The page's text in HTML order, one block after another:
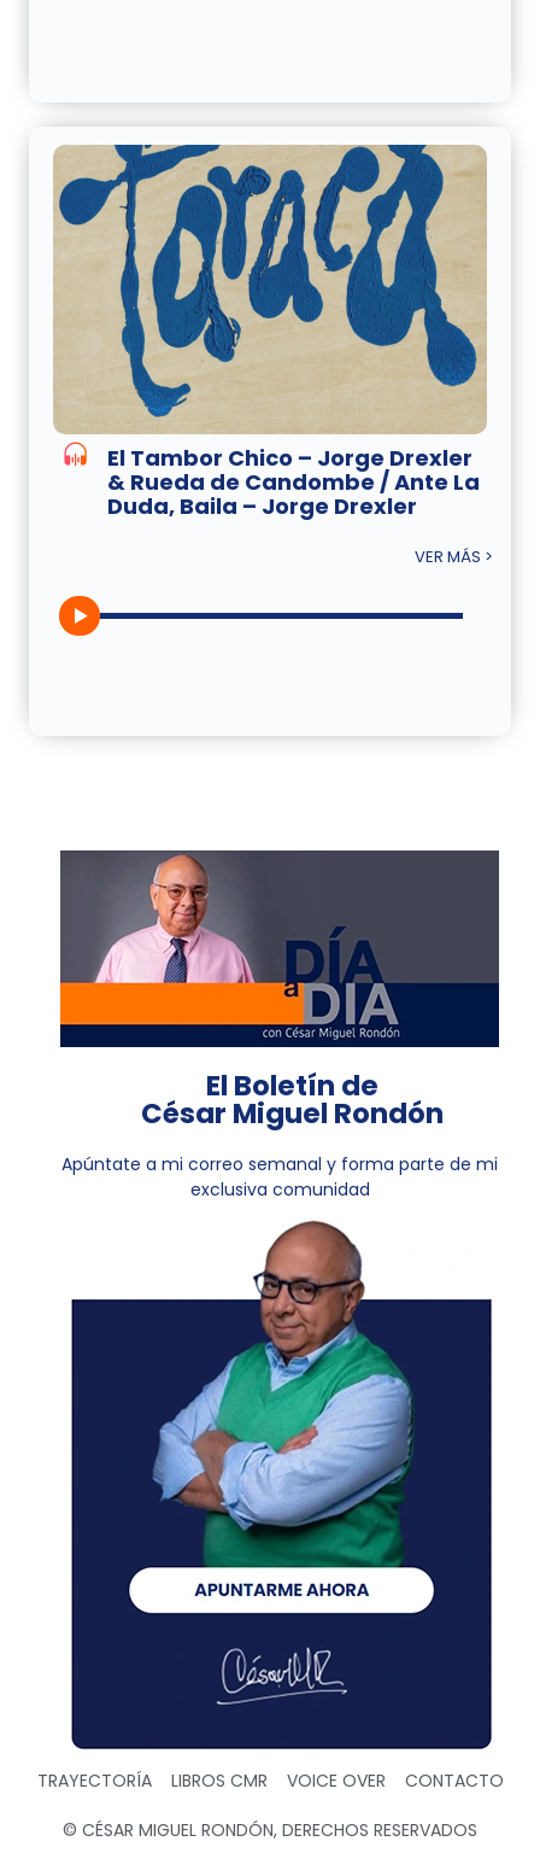
El Tambor Chico – Jorge Drexler
& Rueda de Candombe / Ante La
Duda, Baila – Jorge Drexler
VER MÁS >
El Boletín de
César Miguel Rondón
Apúntate a mi correo semanal y forma parte de mi
exclusiva comunidad
TRAYECTORÍA LIBROS CMR VOICE OVER CONTACTO
© CÉSAR MIGUEL RONDÓN, DERECHOS RESERVADOS